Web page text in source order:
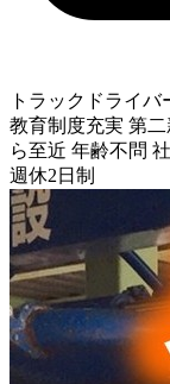
トラックドライバ
教育制度充実 第二
ら至近 年齢不問
週休2日制